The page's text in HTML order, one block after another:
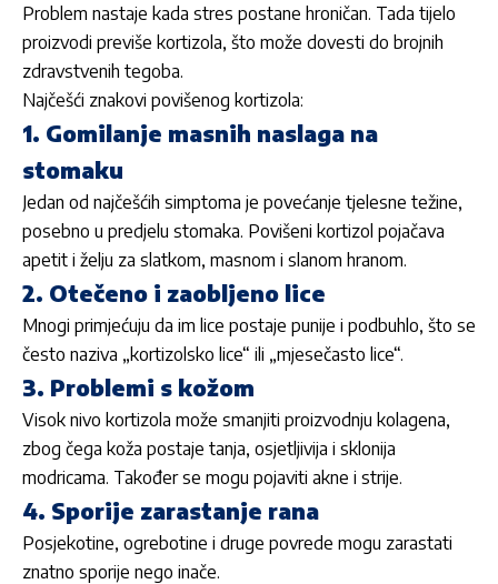
Problem nastaje kada stres postane hroničan. Tada tijelo
proizvodi previše kortizola, što može dovesti do brojnih
zdravstvenih tegoba.
Najčešći znakovi povišenog kortizola:
1. Gomilanje masnih naslaga na
stomaku
Jedan od najčešćih simptoma je povećanje tjelesne težine,
posebno u predjelu stomaka. Povišeni kortizol pojačava
apetit i želju za slatkom, masnom i slanom hranom.
2. Otečeno i zaobljeno lice
Mnogi primjećuju da im lice postaje punije i podbuhlo, što se
često naziva „kortizolsko lice“ ili „mjesečasto lice“.
3. Problemi s kožom
Visok nivo kortizola može smanjiti proizvodnju kolagena,
zbog čega koža postaje tanja, osjetljivija i sklonija
modricama. Također se mogu pojaviti akne i strije.
4. Sporije zarastanje rana
Posjekotine, ogrebotine i druge povrede mogu zarastati
znatno sporije nego inače.